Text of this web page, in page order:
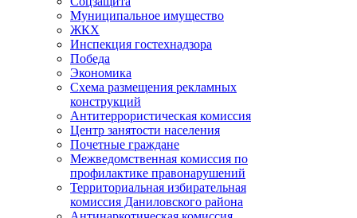
Муниципальное имущество
ЖКХ
Инспекция гостехнадзора
Победа
Экономика
Схема размещения рекламных
конструкций
Антитеррористическая комиссия
Центр занятости населения
Почетные граждане
Межведомственная комиссия по
профилактике правонарушений
Территориальная избирательная
комиссия Даниловского района